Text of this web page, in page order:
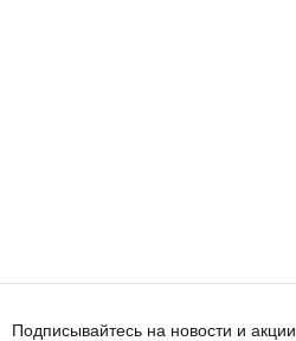
Подписывайтесь на новости и акции